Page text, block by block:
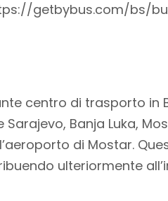
getbybus.com/bs/
centro di trasporto in
Banja Luka,
di Mostar.
ulteriormente